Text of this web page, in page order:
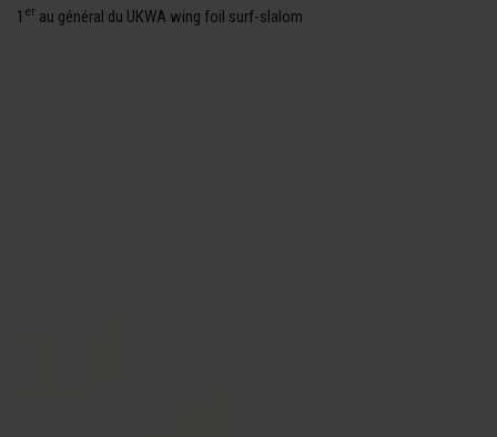
1 er au général du UKWA wing foil surf-slalom